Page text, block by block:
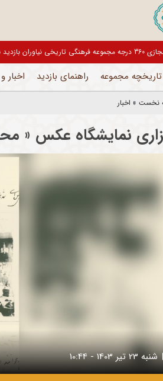
های این مجموعه تا اطلاع ثانوی تعطیل می باشد و
تاریخچه مجموعه راهنمای بازدید اخبار
نخست » اخبار
نمایشگاه عکس «
شنبه 23 تير 1403 - 10:44